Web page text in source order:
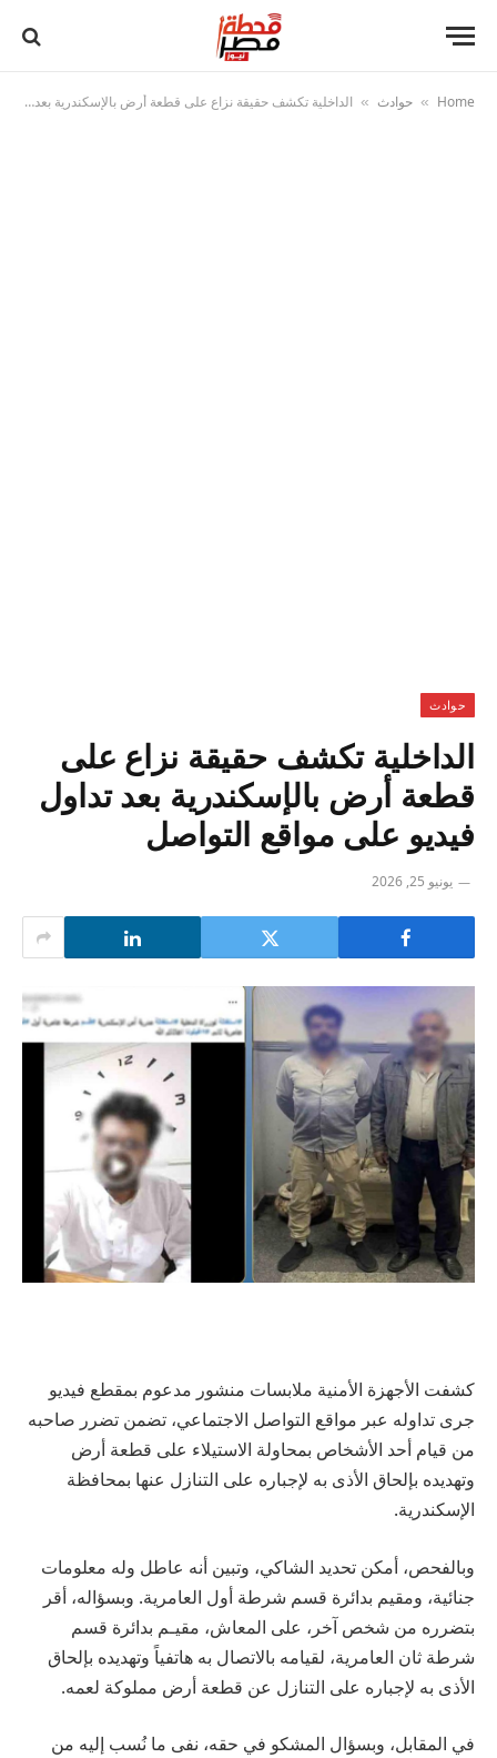
Home
» حوادث » الداخلية تكشف حقيقة نزاع على قطعة أرض بالإسكندرية بعد تداول فيديو على مواقع التواصل
حوادث
الداخلية تكشف حقيقة نزاع على
قطعة أرض بالإسكندرية بعد تداول
فيديو على مواقع التواصل
يونيو 25, 2026
كشفت الأجهزة الأمنية ملابسات منشور مدعوم بمقطع فيديو
جرى تداوله عبر مواقع التواصل الاجتماعي، تضمن تضرر صاحبه
من قيام أحد الأشخاص بمحاولة الاستيلاء على قطعة أرض
وتهديده بإلحاق الأذى به لإجباره على التنازل عنها بمحافظة
الإسكندرية.
وبالفحص، أمكن تحديد الشاكي، وتبين أنه عاطل وله معلومات
جنائية، ومقيم بدائرة قسم شرطة أول العامرية. وبسؤاله، أقر
بتضرره من شخص آخر، على المعاش، مقيـم بدائرة قسم
شرطة ثان العامرية، لقيامه بالاتصال به هاتفياً وتهديده بإلحاق
الأذى به لإجباره على التنازل عن قطعة أرض مملوكة لعمه.
في المقابل، وبسؤال المشكو في حقه، نفى ما نُسب إليه من